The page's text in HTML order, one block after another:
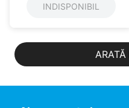
INDISPONIBIL